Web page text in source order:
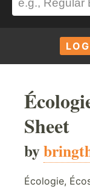
Sheet
by
Écologie,